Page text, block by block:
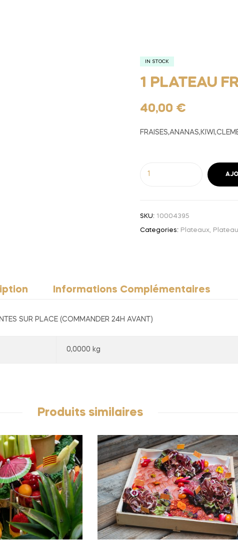
IN STOCK
1 PLATEAU
40,00 €
SKU: 10004395
Categories: Plateaux
Informations Complémentaires
SUR PLACE (COMMANDER 24H AVANT)
0,0000 kg
Produits similaires